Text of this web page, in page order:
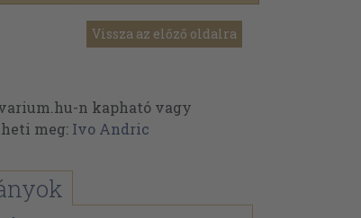
Vissza az előző oldalra
n kapható vagy
meg: Ivo Andric